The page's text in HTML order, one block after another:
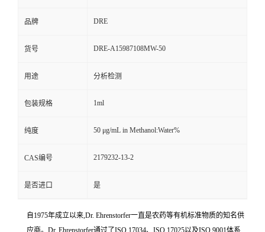
品牌 DRE
货号 DRE-A15987108MW-50
用途 分析检测
包装规格 1ml
纯度 50 μg/mL in Methanol:Water%
CAS编号 2179232-13-2
是否进口 是
自1975年成立以来,Dr. Ehrenstorfer一直是农药等有机标准物质的知名供
应商。Dr. Ehrenstorfer通过了ISO 17034、ISO 17025以及ISO 9001体系